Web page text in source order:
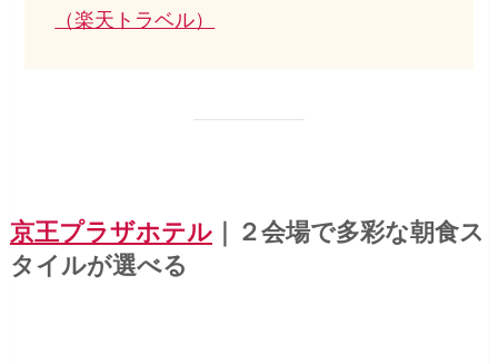
（楽天トラベル）
京王プラザホテル｜２会場で多彩な朝食ス
タイルが選べる